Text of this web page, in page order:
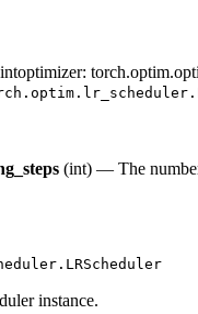
optimizer:
(int) — The
instance.